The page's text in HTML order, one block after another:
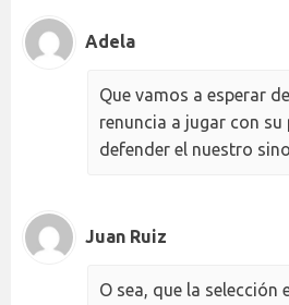
Adela
Que vamos a esperar
renuncia a jugar con su
defender el nuestro
Juan Ruiz
O sea, que la